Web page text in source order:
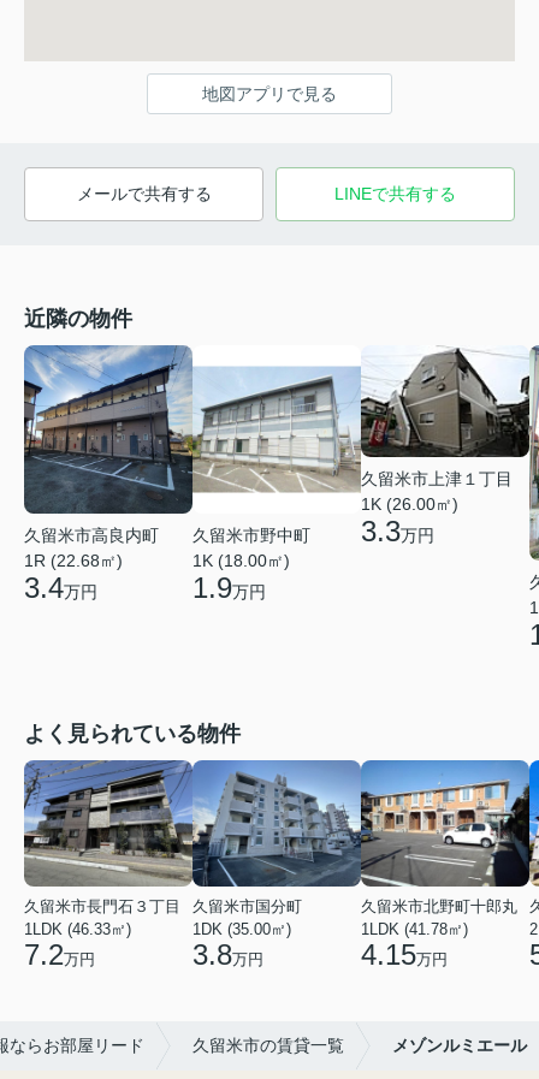
地図アプリで見る
メールで共有する LINEで共有する
近隣の物件
久留米市高良内町
1R (22.68㎡)
3.4万円
久留米市野中町
1K (18.00㎡)
1.9万円
久留米市上津１丁目
1K (26.00㎡)
3.3万円
よく見られている物件
久留米市長門石３丁目
1LDK (46.33㎡)
7.2万円
久留米市国分町
1DK (35.00㎡)
3.8万円
久留米市北野町十郎丸
1LDK (41.78㎡)
4.15万円
ならお部屋リード 久留米市の賃貸一覧 メゾンルミエール